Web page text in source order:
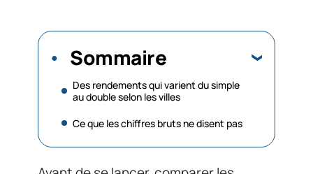
Sommaire
Des rendements qui varient du simple
au double selon les villes
Ce que les chiffres bruts ne disent pas